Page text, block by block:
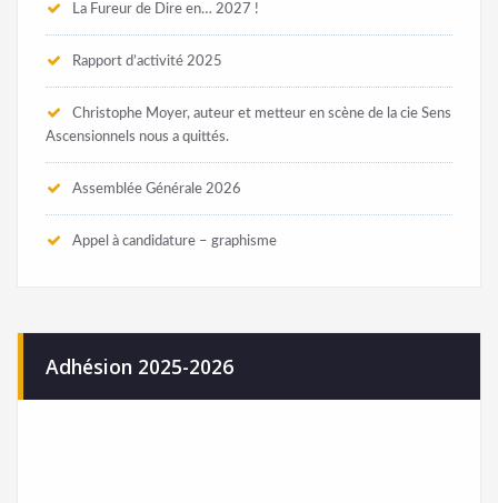
La Fureur de Dire en… 2027 !
Rapport d’activité 2025
Christophe Moyer, auteur et metteur en scène de la cie Sens
Ascensionnels nous a quittés.
Assemblée Générale 2026
Appel à candidature – graphisme
Adhésion 2025-2026